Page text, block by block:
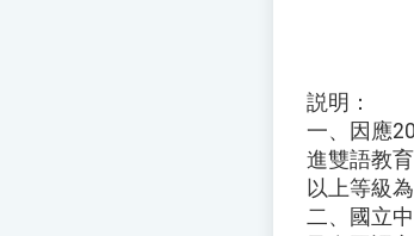
説明：
一、因應
進雙語教
以上等級
二、國立